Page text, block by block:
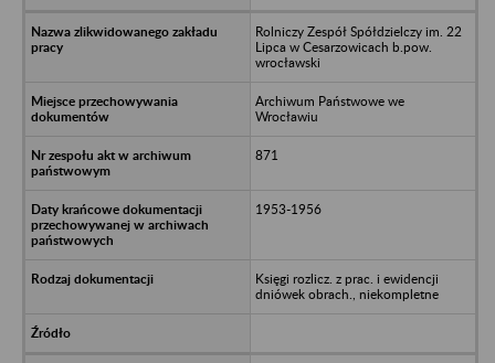
Rolniczy Zespół Spółdzielczy im. 22
Lipca w Cesarzowicach b.pow.
wrocławski
Archiwum Państwowe we
Wrocławiu
871
1953-1956
Księgi rozlicz. z prac. i ewidencji
dniówek obrach., niekompletne